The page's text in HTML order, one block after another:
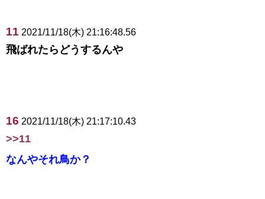
11 2021/11/18(木) 21:16:48.56
飛ばれたらどうするんや
16 2021/11/18(木) 21:17:10.43
>>11
なんやそれ鳥か？